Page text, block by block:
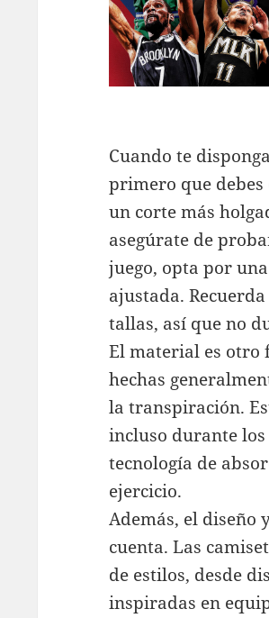
Cuando te
primero que
un corte más
asegúrate de
juego, opta por
ajustada.
tallas, así que no
El material es otro
hechas
la transpiración.
incluso durante los
tecnología de
ejercicio.
Además, el diseño
cuenta. Las
de estilos, desde
inspiradas en